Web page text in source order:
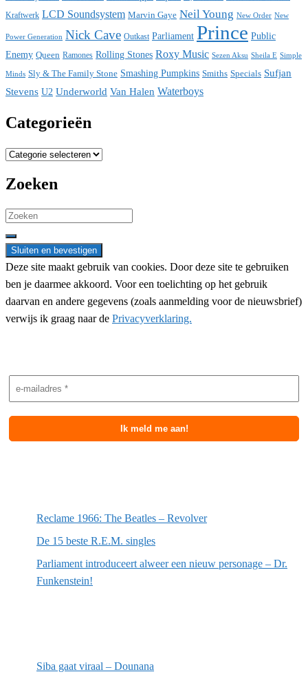
Kraftwerk LCD Soundsystem Marvin Gaye Neil Young New Order New
Power Generation Nick Cave Outkast Parliament Prince Public
Enemy Queen Ramones Rolling Stones Roxy Music Sezen Aksu Sheila E Simple
Minds Sly & The Family Stone Smashing Pumpkins Smiths Specials Sufjan
Stevens U2 Underworld Van Halen Waterboys
Categorieën
Categorieën
Zoeken
Search
for:
Deze site maakt gebruik van cookies. Door deze site te gebruiken
ben je daarmee akkoord. Voor een toelichting op het gebruik
daarvan en andere gegevens (zoals aanmelding voor de nieuwsbrief)
verwijs ik graag naar de Privacyverklaring.
Reclame 1966: The Beatles – Revolver
De 15 beste R.E.M. singles
Parliament introduceert alweer een nieuw personage – Dr.
Funkenstein!
Siba gaat viraal – Dounana